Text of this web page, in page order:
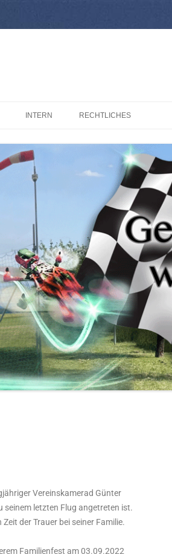
INTERN RECHTLICHES
DATENSCHUTZERKLÄRUNG
Vereinskamerad Günter
seinem letzten Flug angetreten ist.
der Trauer bei seiner Familie.
Familienfest am 03.09.2022